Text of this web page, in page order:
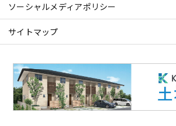
ソーシャルメディアポリシー
サイトマップ